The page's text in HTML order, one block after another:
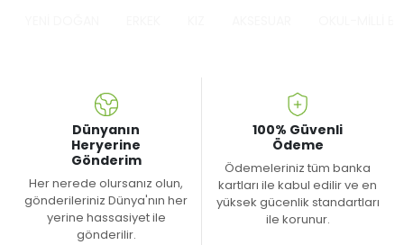
Dünyanın
Heryerine
Gönderim
Her nerede olursanız olun,
gönderileriniz Dünya'nın her
yerine hassasiyet ile
gönderilir.
100% Güvenli
Ödeme
Ödemeleriniz tüm banka
kartları ile kabul edilir ve en
yüksek gücenlik standartları
ile korunur.